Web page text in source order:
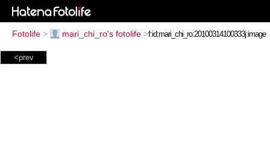
Fotolife > mari_chi_ro's fotolife >
<prev